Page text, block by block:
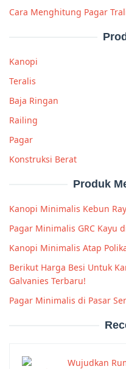
Cara Menghitung Pagar
Kanopi
Teralis
Baja Ringan
Railing
Pagar
Konstruksi Berat
Produk
Kanopi Minimalis Kebun
Pagar Minimalis GRC Kayu
Kanopi Minimalis Atap
Berikut Harga Besi Untuk
Galvanies Terbaru!
Pagar Minimalis di Pasar
Wujudkan